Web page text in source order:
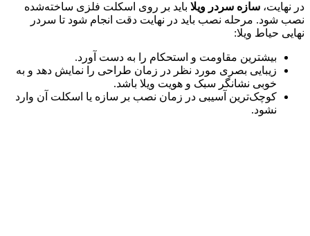
سازه سردر ویلا باید بر روی اسکلت فلزی ساخته‌شده
شود. مرحله نصب باید در نهایت دقت انجام شود تا سردر
حیاط ویلا:
بیشترین مقاومت و استحکام را به دست آورد.
زیبایی بصری مورد نظر در زمان طراحی را نمایش دهد و به
خوبی نشانگر سبک و هویت ویلا باشد.
کوچک‌ترین آسیبی در زمان نصب بر سازه یا اسکلت آن وارد
نشود.